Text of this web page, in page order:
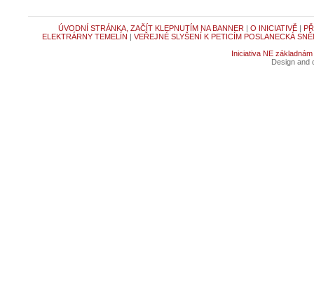
ÚVODNÍ STRÁNKA, ZAČÍT KLEPNUTÍM NA BANNER | O INICIATIVĚ|
ELEKTRÁRNY TEMELÍN | VEŘEJNÉ SLYŠENÍ K PETICÍM POSLANECKÁ
Iniciativa NE základnám
Design and